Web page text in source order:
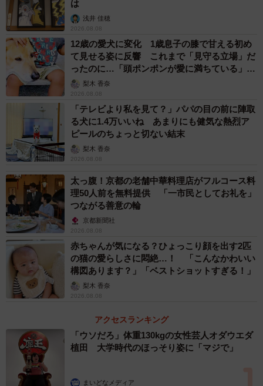
は
浅井 佳穂
2026.08.08
12歳の愛犬に変化 1歳息子の膝で甘える初め
て見せる姿に反響 これまで「見守る立場」だ
ったのに…「頭ポンポンが愛に満ちている」
「尊…」
梨木 香奈
2026.08.08
「テレビより私を見て？」パパの目の前に陣取
る犬に1.4万いいね あまりにも健気な熱烈ア
ピールのちょっと切ない結末
梨木 香奈
2026.08.08
太っ腹！京都の老舗中華料理店がフルコース料
理50人前を無料提供 「一市民としてお礼を」
つながる善意の輪
京都新聞社
2026.08.08
赤ちゃんが気になる？ひょっこり顔を出す2匹
の猫の愛らしさに悶絶…！ 「こんなかわいい
構図あります？」「ベストショットすぎる！」
梨木 香奈
2026.08.08
アクセスランキング
「ウソだろ」体重130kgの女性芸人オダウエダ
植田 大学時代のほっそり姿に「マジで」
まいどなメディア